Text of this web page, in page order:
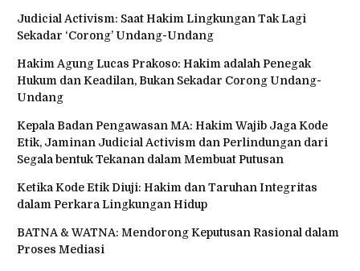
Judicial Activism: Saat Hakim Lingkungan Tak Lagi
Sekadar ‘Corong’ Undang-Undang
Hakim Agung Lucas Prakoso: Hakim adalah Penegak
Hukum dan Keadilan, Bukan Sekadar Corong Undang-
Undang
Kepala Badan Pengawasan MA: Hakim Wajib Jaga Kode
Etik, Jaminan Judicial Activism dan Perlindungan dari
Segala bentuk Tekanan dalam Membuat Putusan
Ketika Kode Etik Diuji: Hakim dan Taruhan Integritas
dalam Perkara Lingkungan Hidup
BATNA & WATNA: Mendorong Keputusan Rasional dalam
Proses Mediasi